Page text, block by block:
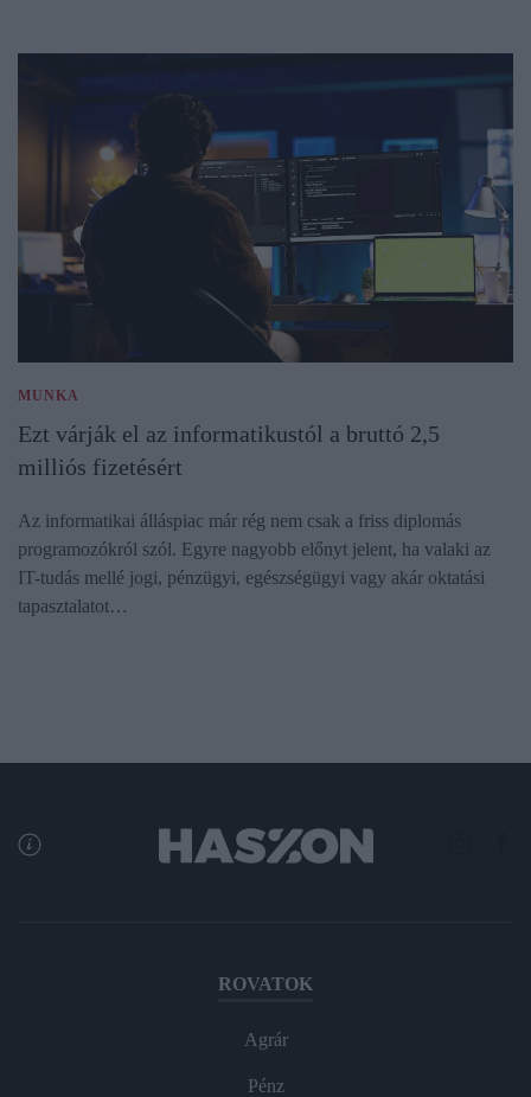
MUNKA
Ezt várják el az informatikustól a bruttó 2,5
milliós fizetésért
Az informatikai álláspiac már rég nem csak a friss diplomás
programozókról szól. Egyre nagyobb előnyt jelent, ha valaki az
IT-tudás mellé jogi, pénzügyi, egészségügyi vagy akár oktatási
tapasztalatot…
ROVATOK
Agrár
Pénz